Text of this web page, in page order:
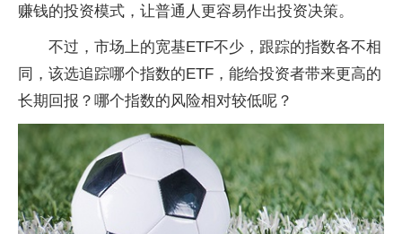
赚钱的投资模式，让普通人更容易作出投资决策。
不过，市场上的宽基ETF不少，跟踪的指数各不相
同，该选追踪哪个指数的ETF，能给投资者带来更高的
长期回报？哪个指数的风险相对较低呢？